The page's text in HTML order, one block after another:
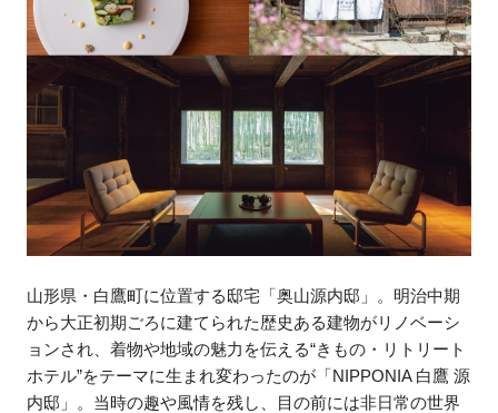
⼭形県・⽩鷹町に位置する邸宅「奥山源内邸」。明治中期
から大正初期ごろに建てられた歴史ある建物がリノベーシ
ョンされ、着物や地域の魅力を伝える“きもの・リトリート
ホテル”をテーマに生まれ変わったのが「NIPPONIA 白鷹 源
内邸」。当時の趣や風情を残し、目の前には非日常の世界